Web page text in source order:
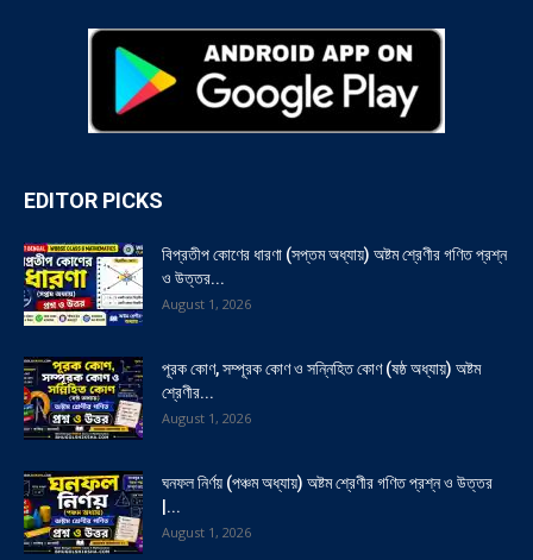
EDITOR PICKS
বিপ্রতীপ কোণের ধারণা (সপ্তম অধ্যায়) অষ্টম শ্রেণীর গণিত প্রশ্ন
ও উত্তর...
August 1, 2026
পূরক কোণ, সম্পূরক কোণ ও সন্নিহিত কোণ (ষষ্ঠ অধ্যায়) অষ্টম
শ্রেণীর...
August 1, 2026
ঘনফল নির্ণয় (পঞ্চম অধ্যায়) অষ্টম শ্রেণীর গণিত প্রশ্ন ও উত্তর
|...
August 1, 2026